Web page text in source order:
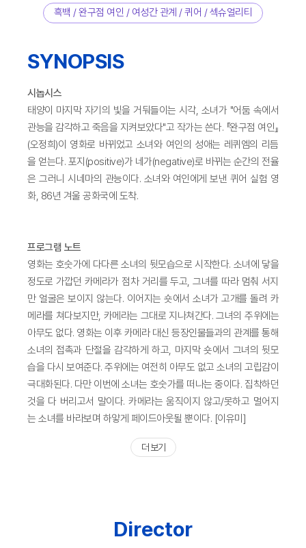
흑백 / 완구점 여인 / 여성간 관계 / 퀴어 / 섹슈얼리티
SYNOPSIS
시놉시스
태양이 마지막 자기의 빛을 거둬들이는 시각, 소녀가 "어둠 속에서
관능을 감각하고 죽음을 지켜보았다"고 작가는 쓴다. 『완구점 여인』
(오정희)이 영화로 바뀌었고 소녀와 여인의 성애는 레퀴엠의 리듬
을 얻는다. 포지(positive)가 네가(negative)로 바뀌는 순간의 전율
은 그러니 시네마의 관능이다. 소녀와 여인에게 보낸 퀴어 실험 영
화, 86년 겨울 공화국에 도착.
프로그램 노트
영화는 호숫가에 다다른 소녀의 뒷모습으로 시작한다. 소녀에 닿을
정도로 가깝던 카메라가 점차 거리를 두고, 그녀를 따라 멈춰 서지
만 얼굴은 보이지 않는다. 이어지는 숏에서 소녀가 고개를 돌려 카
메라를 쳐다보지만, 카메라는 그대로 지나쳐간다. 그녀의 주위에는
아무도 없다. 영화는 이후 카메라 대신 등장인물들과의 관계를 통해
소녀의 접촉과 단절을 감각하게 하고, 마지막 숏에서 그녀의 뒷모
습을 다시 보여준다. 주위에는 여전히 아무도 없고 소녀의 고립감이
극대화된다. 다만 이번에 소녀는 호숫가를 떠나는 중이다. 집착하던
것을 다 버리고서 말이다. 카메라는 움직이지 않고/못하고 멀어지
는 소녀를 바라보며 하얗게 페이드아웃될 뿐이다. [이유미]​
더 보기
Director